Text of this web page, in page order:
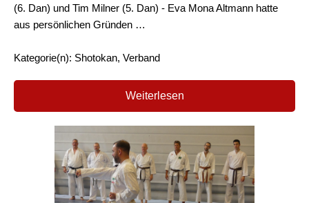
(6. Dan) und Tim Milner (5. Dan) - Eva Mona Altmann hatte
aus persönlichen Gründen …
Kategorie(n): Shotokan, Verband
Weiterlesen